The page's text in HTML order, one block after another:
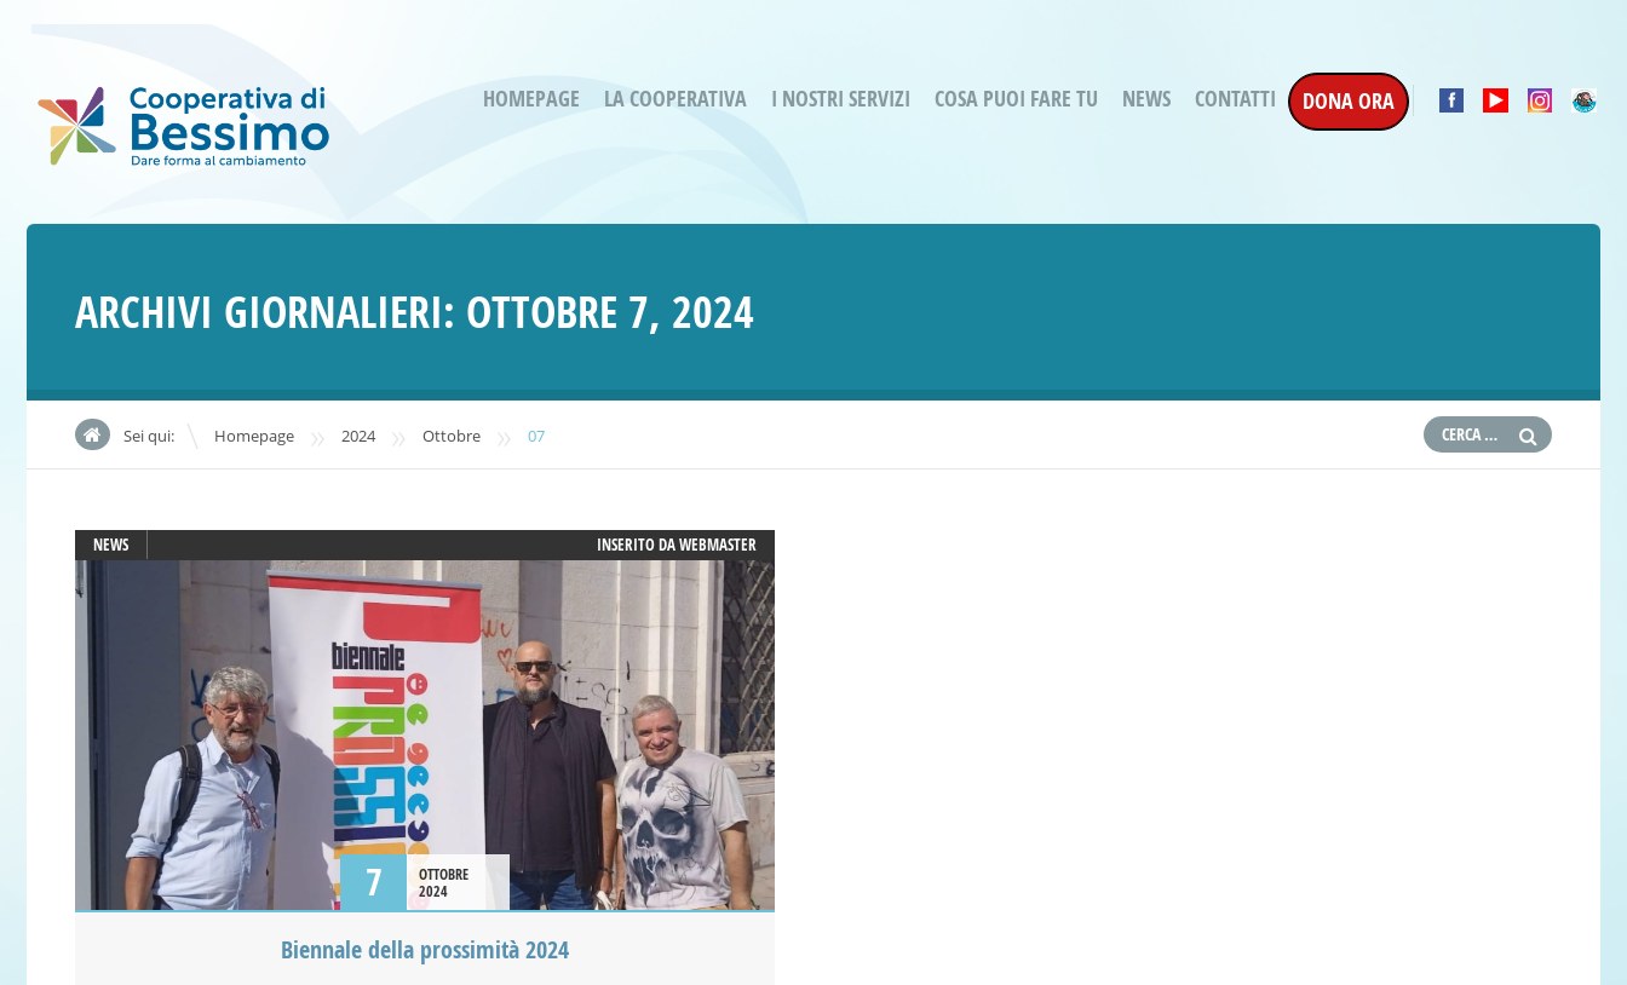
HOMEPAGE LA COOPERATIVA I NOSTRI SERVIZI
Bessimo Due
ergoterapica
COSA PUOI FARE TU NEWS CONTATTI DONA ORA
ARCHIVI GIORNALIERI: OTTOBRE 7, 2024
Sei qui: Homepage » 2024 » Ottobre » 07
NEWS INSERITO DAWEBMASTER
7
OTTOBRE
2024
Biennale della prossimità 2024